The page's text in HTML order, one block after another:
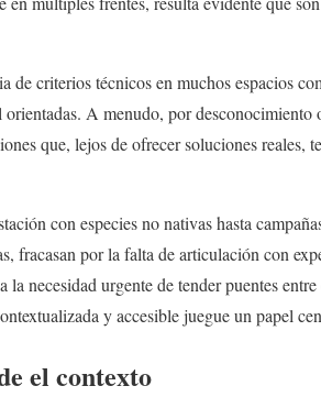
de criterios técnicos en muchos espacios
orientadas. A menudo, por
que, lejos de ofrecer soluciones reales,
con especies no nativas hasta
fracasan por la falta de articulación con
la necesidad urgente de tender puentes
y accesible juegue un papel
el contexto